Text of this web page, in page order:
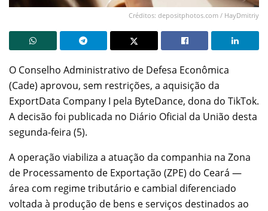
Créditos: depositphotos.com / HayDmitriy
O Conselho Administrativo de Defesa Econômica
(Cade) aprovou, sem restrições, a aquisição da
ExportData Company I pela ByteDance, dona do TikTok.
A decisão foi publicada no Diário Oficial da União desta
segunda-feira (5).
A operação viabiliza a atuação da companhia na Zona
de Processamento de Exportação (ZPE) do Ceará —
área com regime tributário e cambial diferenciado
voltada à produção de bens e serviços destinados ao